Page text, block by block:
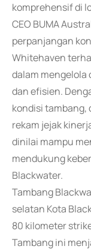
komprehensif di
CEO BUMA
perpanjangan
Whitehaven
dalam mengelola
dan efisien.
kondisi tambang,
rekam jejak
dinilai mampu
mendukung
Blackwater.
Tambang
selatan Kota
80 kilometer
Tambang ini